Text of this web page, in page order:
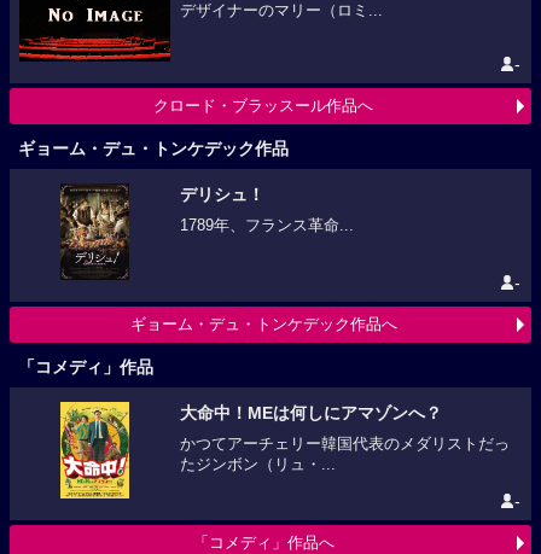
デザイナーのマリー（ロミ...
-
クロード・ブラッスール作品へ
ギョーム・デュ・トンケデック作品
デリシュ！
1789年、フランス革命...
-
ギョーム・デュ・トンケデック作品へ
「コメディ」作品
大命中！MEは何しにアマゾンへ？
かつてアーチェリー韓国代表のメダリストだっ
たジンボン（リュ・...
-
「コメディ」作品へ